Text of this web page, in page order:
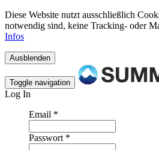
Diese Website nutzt ausschließlich
notwendig sind, keine Tracking- oder
Infos
Toggle navigation
Log In
Email *
Passwort *